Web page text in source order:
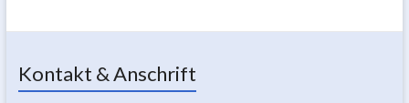
Kontakt & Anschrift